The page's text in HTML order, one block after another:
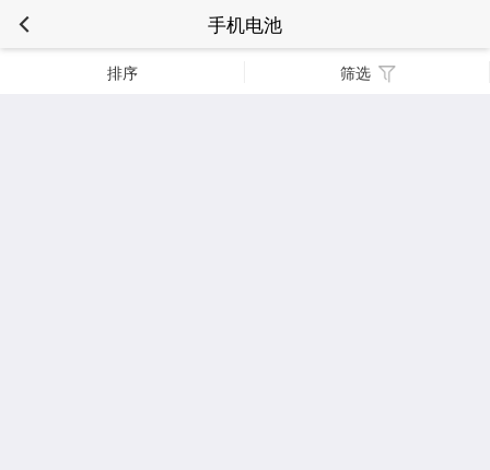
手机电池
排序 筛选